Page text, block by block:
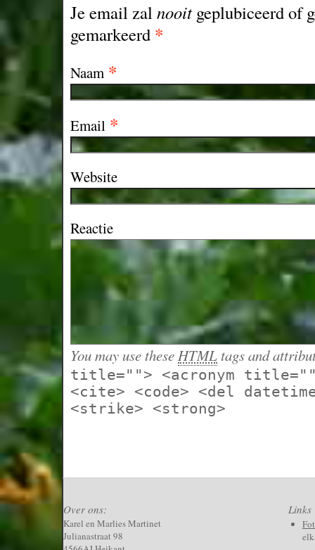
Je email zalnooitgeplubiceerd of
gemarkeerd *
Naam *
Email *
Website
Reactie
You may use theseHTML tags and
title=""> <acronym
<cite> <code> <del
<strike> <strong>
Over ons:
Karel en Marlies Martinet
Julianastraat 98
Links